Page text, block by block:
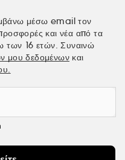
μέσω email τον
και νέα από τα
των 16 ετών. Συναινώ
μου δεδομένων και